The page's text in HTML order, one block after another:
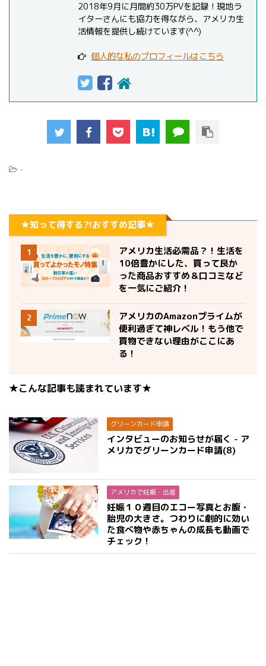
2018年9月に月間約30万PVを記録！現地ラ
イターさんにも協力を得ながら、アメリカ生
活情報を提供し続けています(^^)
個人的な私のプロフィールはこちら
-
★知って得する?!おすすめ記事★
1
アメリカ生活必需品？！生活を
10倍豊かにした、買って良か
った商品おすすめ＆口コミなど
を一気にご紹介！
2
アメリカのAmazonプライムが
便利過ぎて神レベル！もう他で
買物できない理由がここにあ
る！
★こんな記事も読まれています★
グリーンカード申請
インタビューのお知らせが届く - ア
メリカでグリーンカード申請(8)
アメリカで妊娠・出産
妊娠１０週目のエコー写真とお腹・
胎児の大きさ。つわりに劇的に効い
た食べ物や赤ちゃんの成長も動画で
チェック！